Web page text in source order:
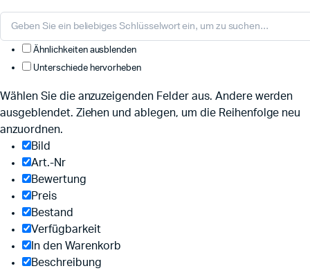
Ähnlichkeiten ausblenden
Unterschiede hervorheben
Wählen Sie die anzuzeigenden Felder aus. Andere werden
ausgeblendet. Ziehen und ablegen, um die Reihenfolge neu
anzuordnen.
Bild
Art.-Nr
Bewertung
Preis
Bestand
Verfügbarkeit
In den Warenkorb
Beschreibung